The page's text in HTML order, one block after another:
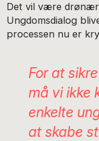
Det vil være
Ungdomsdialog
processen nu er
For at
må vi ikke
enkelte
at skabe